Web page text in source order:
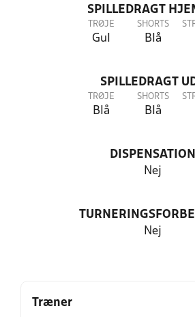
SPILLEDRAGT
TRØJE
Gul
SHORTS
Blå
SPILLEDRAGT
TRØJE
Blå
SHORTS
Blå
DISPENSATION
Nej
Nej
Træner